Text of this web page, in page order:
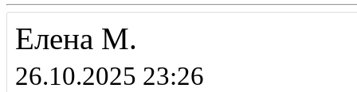
Елена М.
26.10.2025 23:26